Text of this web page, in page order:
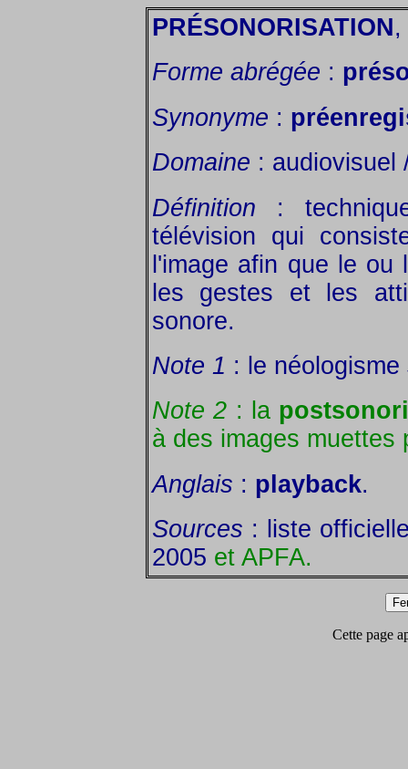
PRÉSONORISATION,
Forme abrégée :
Synonyme :
Domaine : audiovisuel
Définition :
télévision qui
l'image afin que le ou
les gestes et les
sonore.
Note 1 : le néologisme
Note 2 : la
à des images muettes
Anglais : playback.
Sources : liste
2005 et APFA.
Cette page